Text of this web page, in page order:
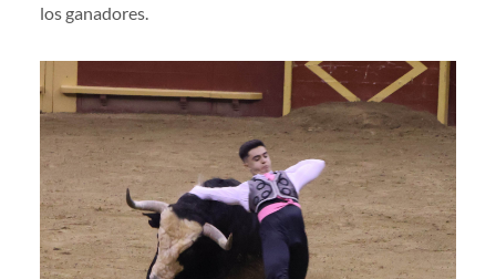
los ganadores.